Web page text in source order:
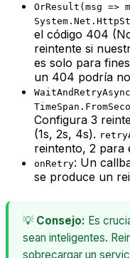
OrResult(msg =>
el código 404
reintente si
es solo para
un 404 podría
Configura 3
(1s, 2s, 4s).
reintento, 2 para
onRetry: Un
se produce un
💡 Consejo: Es
sean inteligentes.
sobrecargar un